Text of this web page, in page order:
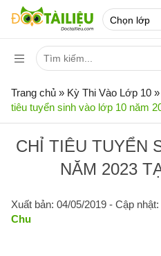
Trang chủ » Kỳ Thi Vào Lớp 10 »
tiêu tuyển sinh vào lớp 10 năm
CHỈ TIÊU TUYỂN
NĂM 2023
Xuất bản: 04/05/2019 - Cập
Chu